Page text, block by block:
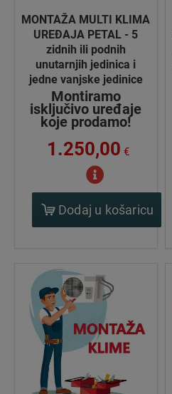
MONTAŽA MULTI KLIMA
UREĐAJA PETAL - 5
zidnih ili podnih
unutarnjih jedinica i
jedne vanjske jedinice
Montiramo
isključivo uređaje
koje prodamo!
1.250,00 €
Dodaj u košaricu